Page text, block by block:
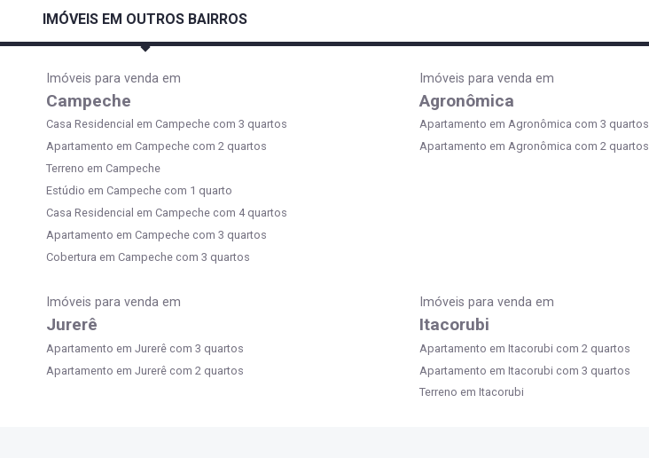
IMÓVEIS EM OUTROS BAIRROS
Imóveis para venda em
Campeche
Casa Residencial em Campeche com 3 quartos
Apartamento em Campeche com 2 quartos
Terreno em Campeche
Estúdio em Campeche com 1 quarto
Casa Residencial em Campeche com 4 quartos
Apartamento em Campeche com 3 quartos
Cobertura em Campeche com 3 quartos
Imóveis para venda em
Agronômica
Apartamento em Agronômica com 3 quartos
Apartamento em Agronômica com 2 quartos
Imóveis para venda em
Jurerê
Apartamento em Jurerê com 3 quartos
Apartamento em Jurerê com 2 quartos
Imóveis para venda em
Itacorubi
Apartamento em Itacorubi com 2 quartos
Apartamento em Itacorubi com 3 quartos
Terreno em Itacorubi